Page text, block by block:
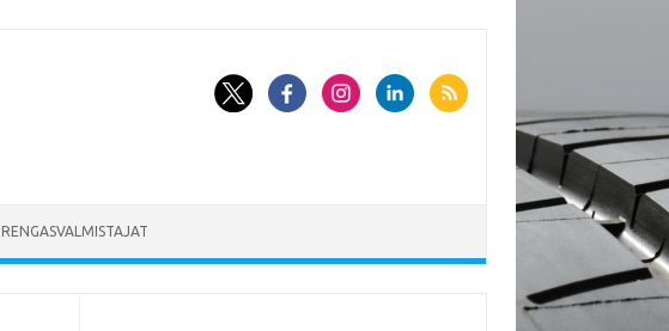
RENGASVALMISTAJAT